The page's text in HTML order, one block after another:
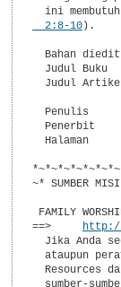
ini
  2:8-10
).
Bahan
Judul Buku
Judul
Penulis
Penerbit
Halaman
~* SUMBER
FAMILY
==>
Jika Anda
ataupun
Resources
sumber-